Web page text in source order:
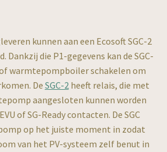
kunnen aan een Ecosoft SGC-2
Dankzij die P1-gegevens kan de SGC-
warmtepompboiler schakelen om
De SGC-2heeft relais, die met
aangesloten kunnen worden
of SG-Ready contacten. De SGC
op het juiste moment in zodat
van het PV-systeem zelf benut in